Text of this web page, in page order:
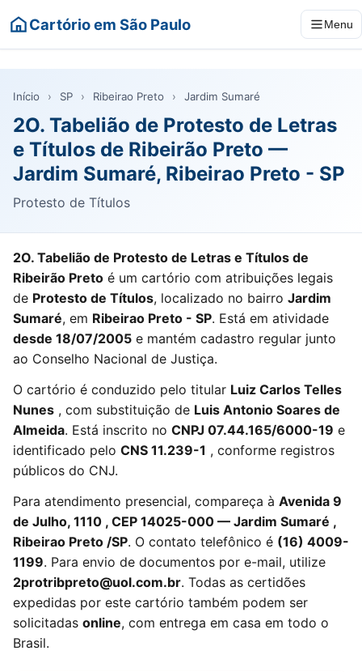
Cartório em São Paulo Menu
Início › SP › Ribeirao Preto › Jardim Sumaré
2O. Tabelião de Protesto de Letras
e Títulos de Ribeirão Preto —
Jardim Sumaré, Ribeirao Preto - SP
Protesto de Títulos
2O. Tabelião de Protesto de Letras e Títulos de
Ribeirão Preto é um cartório com atribuições legais
de Protesto de Títulos, localizado no bairro Jardim
Sumaré, em Ribeirao Preto - SP. Está em atividade
desde 18/07/2005 e mantém cadastro regular junto
ao Conselho Nacional de Justiça.
O cartório é conduzido pelo titular Luiz Carlos Telles
Nunes , com substituição de Luis Antonio Soares de
Almeida. Está inscrito no CNPJ 07.44.165/6000-19 e
identificado pelo CNS 11.239-1 , conforme registros
públicos do CNJ.
Para atendimento presencial, compareça à Avenida 9
de Julho, 1110 , CEP 14025-000 — Jardim Sumaré ,
Ribeirao Preto /SP. O contato telefônico é (16) 4009-
1199. Para envio de documentos por e-mail, utilize
2protribpreto@uol.com.br. Todas as certidões
expedidas por este cartório também podem ser
solicitadas online, com entrega em casa em todo o
Brasil.